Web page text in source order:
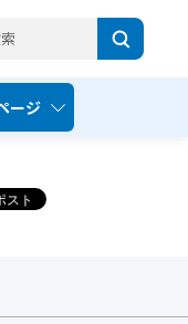
ージ